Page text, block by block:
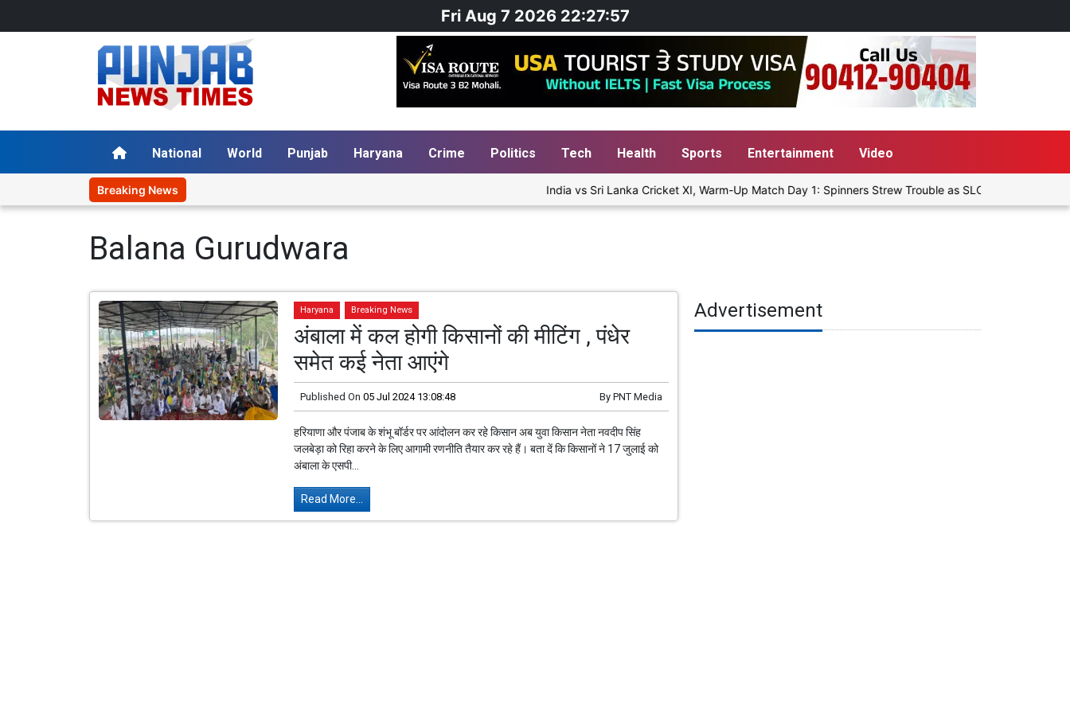
Fri Aug 7 2026 22:27:58
National World Punjab Haryana Crime Politics Tech Health Sports Entertainment Video
Breaking News India vs Sri Lanka Cricket XI, Warm-Up Match Day 1: Spinners Strew Trouble as SLC XI Reach 363/8 at
Balana Gurudwara
Haryana Breaking News
अंबाला में कल होगी किसानों की मीटिंग , पंधेर
समेत कई नेता आएंगे
Published On 05 Jul 2024 13:08:48 By PNT Media
हरियाणा और पंजाब के शंभू बॉर्डर पर आंदोलन कर रहे किसान अब युवा किसान नेता नवदीप सिंह
जलबेड़ा को रिहा करने के लिए आगामी रणनीति तैयार कर रहे हैं। बता दें कि किसानों ने 17 जुलाई को
अंबाला के एसपी...
Read More...
Advertisement